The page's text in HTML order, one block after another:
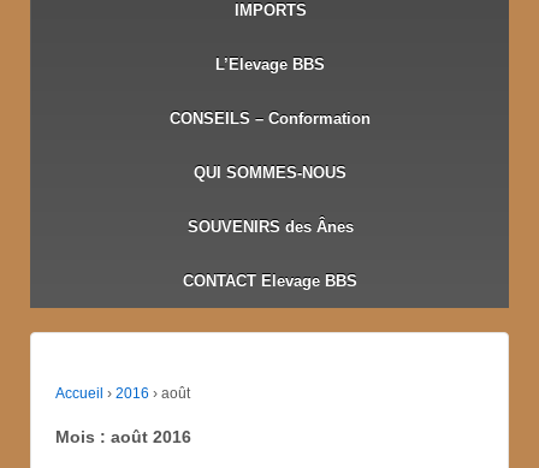
IMPORTS
L’Elevage BBS
CONSEILS – Conformation
QUI SOMMES-NOUS
SOUVENIRS des Ânes
CONTACT Elevage BBS
Accueil › 2016 › août
Mois : août 2016